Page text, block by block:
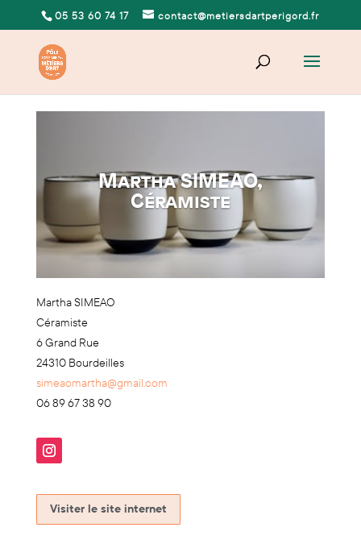
05 53 60 74 17 contact@metiersdartperigord.fr
Martha SIMEAO,
Céramiste
Martha SIMEAO
Céramiste
6 Grand Rue
24310 Bourdeilles
simeaomartha@gmail.com
06 89 67 38 90
Visiter le site internet